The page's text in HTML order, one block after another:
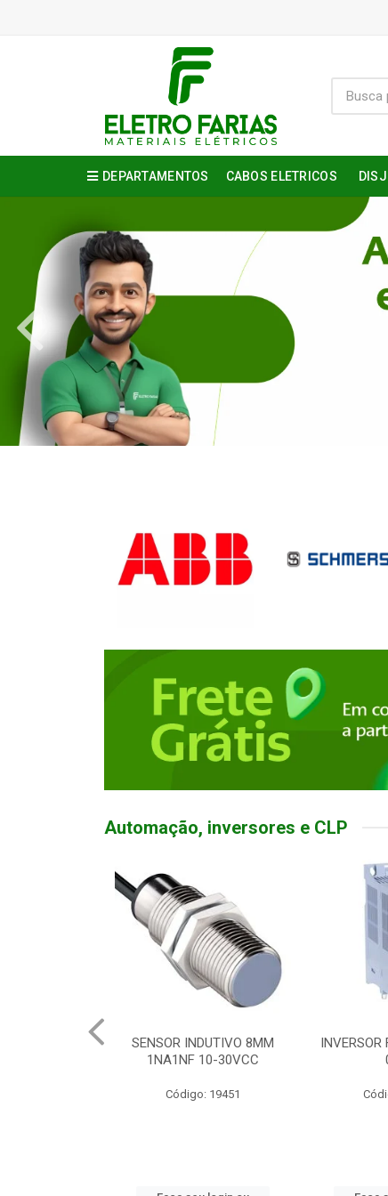
DEPARTAMENTOS CABOS ELETRICOS
Automação, inversores e CLP
SENSOR INDUTIVO 8MM
1NA1NF 10-30VCC
Código: 19451